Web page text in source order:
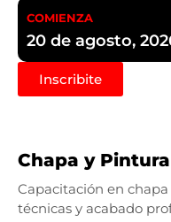
COMIENZA
20 de agosto,
Inscribite
Chapa y Pintura
Capacitación en
técnicas y acabado